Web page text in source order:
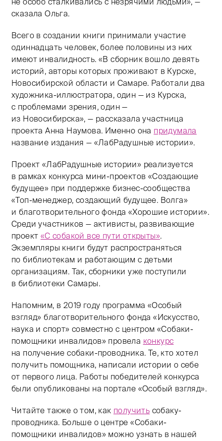
сказала Ольга.
Всего в создании книги принимали участие
одиннадцать человек, более половины из них
имеют инвалидность. «В сборник вошло девять
историй, авторы которых проживают в Курске,
Новосибирской области и Самаре. Работали два
художника-иллюстратора, один — из Курска,
с проблемами зрения, один —
из Новосибирска», — рассказала участница
проекта Анна Наумова. Именно она придумала
название издания — «ЛабРадушные истории».
Проект «ЛабРадушные истории» реализуется
в рамках конкурса мини-проектов «Создающие
будущее» при поддержке бизнес-сообщества
«Топ-менеджер, создающий будущее. Волга»
и благотворительного фонда «Хорошие истории».
Среди участников — активисты, развивающие
проект «С собакой все пути открыты».
Экземпляры книги будут распространяться
по библиотекам и работающим с детьми
организациям. Так, сборники уже поступили
в библиотеки Самары.
Напомним, в 2019 году программа «Особый
взгляд» благотворительного фонда «Искусство,
наука и спорт» совместно с центром «Собаки-
помощники инвалидов» провела конкурс
на получение собаки-проводника. Те, кто хотел
получить помощника, написали истории о себе
от первого лица. Работы победителей конкурса
были опубликованы на портале «Особый взгляд».
Читайте также о том, как получить собаку-
проводника. Больше о центре «Собаки-
помощники инвалидов» можно узнать в нашей